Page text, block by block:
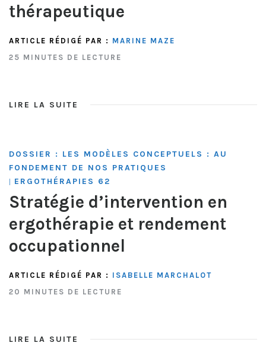
thérapeutique
ARTICLE RÉDIGÉ PAR : MARINE MAZE
25 MINUTES DE LECTURE
LIRE LA SUITE
DOSSIER : LES MODÈLES CONCEPTUELS : AU
FONDEMENT DE NOS PRATIQUES
| ERGOTHÉRAPIES 62
Stratégie d’intervention en
ergothérapie et rendement
occupationnel
ARTICLE RÉDIGÉ PAR : ISABELLE MARCHALOT
20 MINUTES DE LECTURE
LIRE LA SUITE